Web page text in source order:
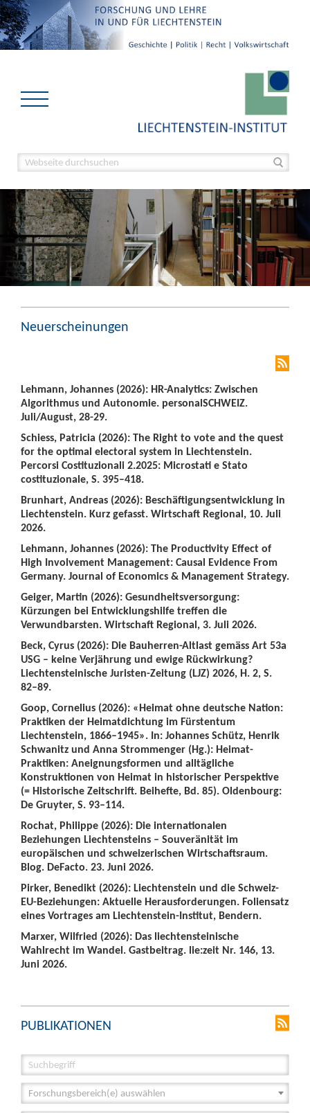
Neuerscheinungen
Lehmann, Johannes (2026): HR-Analytics: Zwischen
Algorithmus und Autonomie. personalSCHWEIZ.
Juli/August, 28-29.
Schiess, Patricia (2026): The Right to vote and the quest
for the optimal electoral system in Liechtenstein.
Percorsi Costituzionali 2.2025: Microstati e Stato
costituzionale, S. 395–418.
Brunhart, Andreas (2026): Beschäftigungsentwicklung in
Liechtenstein. Kurz gefasst. Wirtschaft Regional, 10. Juli
2026.
Lehmann, Johannes (2026): The Productivity Effect of
High Involvement Management: Causal Evidence From
Germany. Journal of Economics & Management Strategy.
Geiger, Martin (2026): Gesundheitsversorgung:
Kürzungen bei Entwicklungshilfe treffen die
Verwundbarsten. Wirtschaft Regional, 3. Juli 2026.
Beck, Cyrus (2026): Die Bauherren-Altlast gemäss Art 53a
USG – keine Verjährung und ewige Rückwirkung?
Liechtensteinische Juristen-Zeitung (LJZ) 2026, H. 2, S.
82–89.
Goop, Cornelius (2026): «Heimat ohne deutsche Nation:
Praktiken der Heimatdichtung im Fürstentum
Liechtenstein, 1866–1945». In: Johannes Schütz, Henrik
Schwanitz und Anna Strommenger (Hg.): Heimat-
Praktiken: Aneignungsformen und alltägliche
Konstruktionen von Heimat in historischer Perspektive
(= Historische Zeitschrift. Beihefte, Bd. 85). Oldenbourg:
De Gruyter, S. 93–114.
Rochat, Philippe (2026): Die internationalen
Beziehungen Liechtensteins – Souveränität im
europäischen und schweizerischen Wirtschaftsraum.
Blog. DeFacto. 23. Juni 2026.
Pirker, Benedikt (2026): Liechtenstein und die Schweiz-
EU-Beziehungen: Aktuelle Herausforderungen. Foliensatz
eines Vortrages am Liechtenstein-Institut, Bendern.
Marxer, Wilfried (2026): Das liechtensteinische
Wahlrecht im Wandel. Gastbeitrag. lie:zeit Nr. 146, 13.
Juni 2026.
PUBLIKATIONEN
Forschungsbereich(e) auswählen